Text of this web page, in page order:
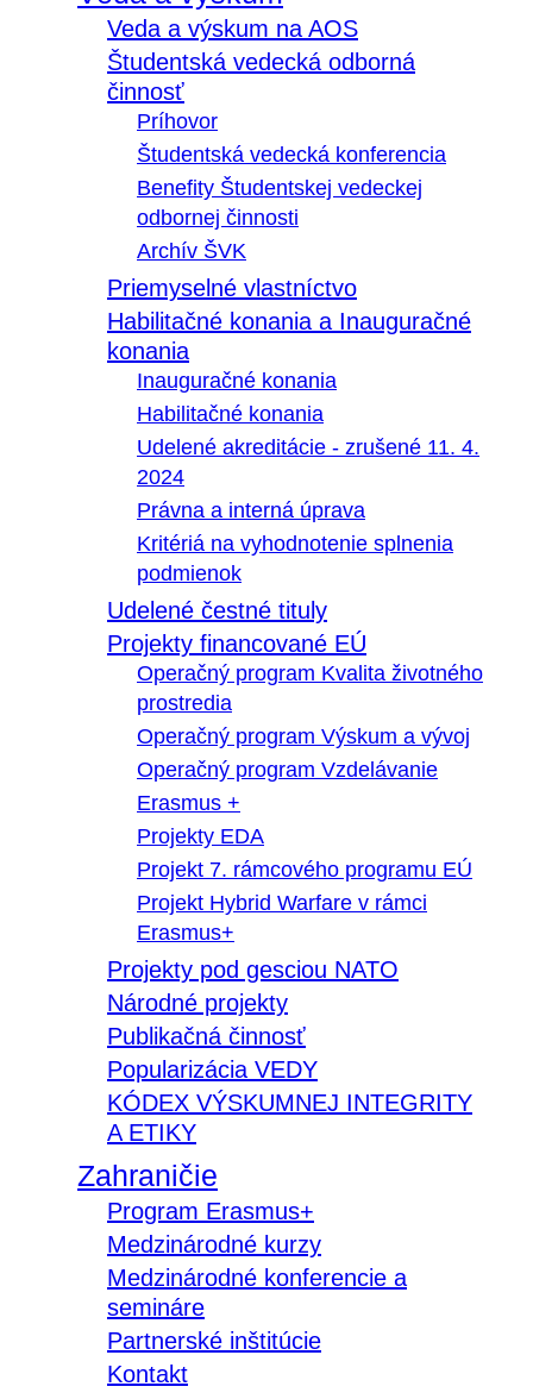
Veda a výskum na AOS
Študentská vedecká odborná
činnosť
Príhovor
Študentská vedecká konferencia
Benefity Študentskej vedeckej
odbornej činnosti
Archív ŠVK
Priemyselné vlastníctvo
Habilitačné konania a Inauguračné
konania
Inauguračné konania
Habilitačné konania
Udelené akreditácie - zrušené 11. 4.
2024
Právna a interná úprava
Kritériá na vyhodnotenie splnenia
podmienok
Udelené čestné tituly
Projekty financované EÚ
Operačný program Kvalita životného
prostredia
Operačný program Výskum a vývoj
Operačný program Vzdelávanie
Erasmus +
Projekty EDA
Projekt 7. rámcového programu EÚ
Projekt Hybrid Warfare v rámci
Erasmus+
Projekty pod gesciou NATO
Národné projekty
Publikačná činnosť
Popularizácia VEDY
KÓDEX VÝSKUMNEJ INTEGRITY
A ETIKY
Zahraničie
Program Erasmus+
Medzinárodné kurzy
Medzinárodné konferencie a
semináre
Partnerské inštitúcie
Kontakt